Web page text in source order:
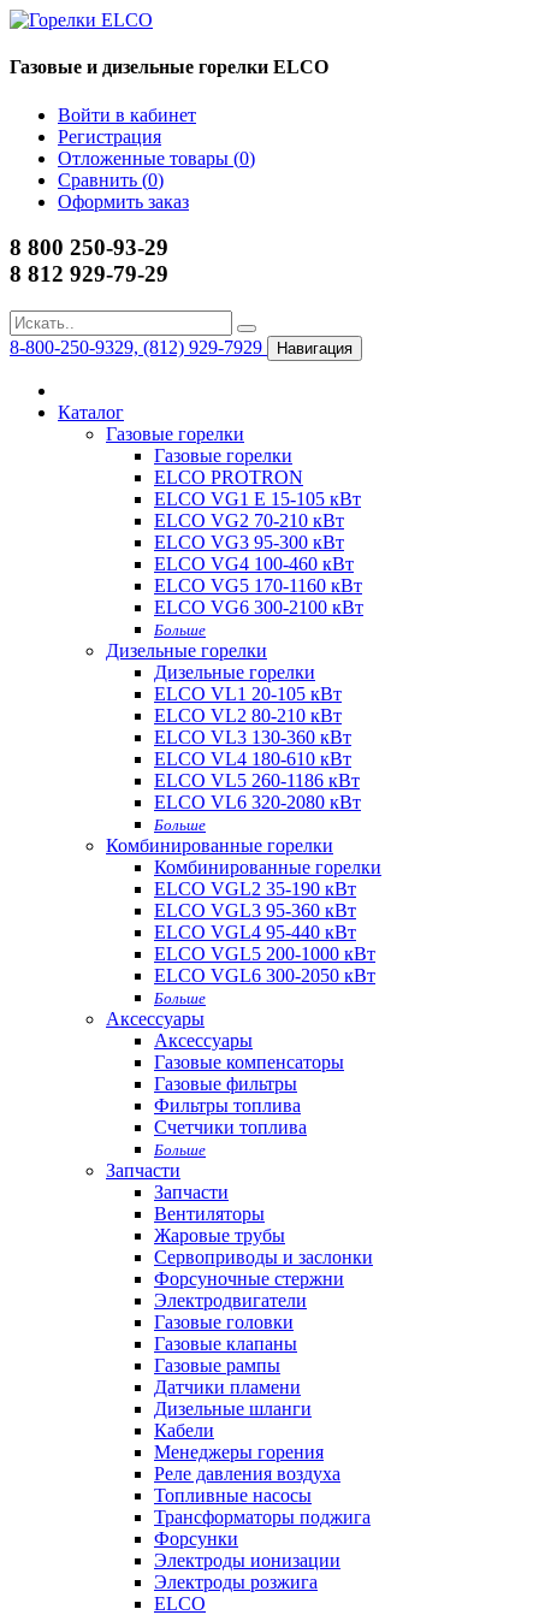
Газовые и дизельные горелки ELCO
Войти в кабинет
Регистрация
Отложенные товары (0)
Сравнить (0)
Оформить заказ
8 800 250-93-29
8 812 929-79-29
8-800-250-9329, (812) 929-7929 Навигация
Каталог
Газовые горелки
Газовые горелки
ELCO PROTRON
ELCO VG1 E 15-105 кВт
ELCO VG2 70-210 кВт
ELCO VG3 95-300 кВт
ELCO VG4 100-460 кВт
ELCO VG5 170-1160 кВт
ELCO VG6 300-2100 кВт
Больше
Дизельные горелки
Дизельные горелки
ELCO VL1 20-105 кВт
ELCO VL2 80-210 кВт
ELCO VL3 130-360 кВт
ELCO VL4 180-610 кВт
ELCO VL5 260-1186 кВт
ELCO VL6 320-2080 кВт
Больше
Комбинированные горелки
Комбинированные горелки
ELCO VGL2 35-190 кВт
ELCO VGL3 95-360 кВт
ELCO VGL4 95-440 кВт
ELCO VGL5 200-1000 кВт
ELCO VGL6 300-2050 кВт
Больше
Аксессуары
Аксессуары
Газовые компенсаторы
Газовые фильтры
Фильтры топлива
Счетчики топлива
Больше
Запчасти
Запчасти
Вентиляторы
Жаровые трубы
Сервоприводы и заслонки
Форсуночные стержни
Электродвигатели
Газовые головки
Газовые клапаны
Газовые рампы
Датчики пламени
Дизельные шланги
Кабели
Менеджеры горения
Реле давления воздуха
Топливные насосы
Трансформаторы поджига
Форсунки
Электроды ионизации
Электроды розжига
ELCO